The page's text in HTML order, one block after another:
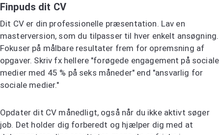
Finpuds dit CV
Dit CV er din professionelle præsentation. Lav en
masterversion, som du tilpasser til hver enkelt ansøgning.
Fokuser på målbare resultater frem for opremsning af
opgaver. Skriv fx hellere "forøgede engagement på sociale
medier med 45 % på seks måneder" end "ansvarlig for
sociale medier."
Opdater dit CV månedligt, også når du ikke aktivt søger
job. Det holder dig forberedt og hjælper dig med at